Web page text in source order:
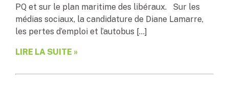
PQ et sur le plan maritime des libéraux. Sur les
médias sociaux, la candidature de Diane Lamarre,
les pertes d’emploi et l’autobus […]
LIRE LA SUITE »